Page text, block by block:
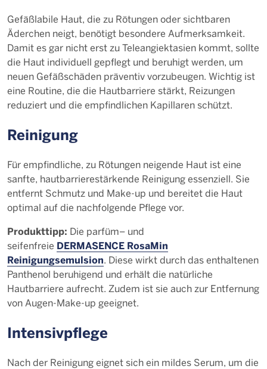
Gefäßlabile Haut, die zu Rötungen oder sichtbaren
Äderchen neigt, benötigt besondere Aufmerksamkeit.
Damit es gar nicht erst zu Teleangiektasien kommt, sollte
die Haut individuell gepflegt und beruhigt werden, um
neuen Gefäßschäden präventiv vorzubeugen. Wichtig ist
eine Routine, die die Hautbarriere stärkt, Reizungen
reduziert und die empfindlichen Kapillaren schützt.
Reinigung
Für empfindliche, zu Rötungen neigende Haut ist eine
sanfte, hautbarrierestärkende Reinigung essenziell. Sie
entfernt Schmutz und Make-up und bereitet die Haut
optimal auf die nachfolgende Pflege vor.
Produkttipp: Die parfüm– und
seifenfreie DERMASENCE RosaMin
Reinigungsemulsion. Diese wirkt durch das enthaltenen
Panthenol beruhigend und erhält die natürliche
Hautbarriere aufrecht. Zudem ist sie auch zur Entfernung
von Augen-Make-up geeignet.
Intensivpflege
Nach der Reinigung eignet sich ein mildes Serum, um die